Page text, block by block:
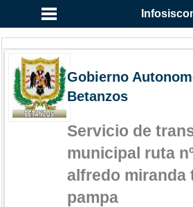
Gobierno
Betanzos
Servicio de
municipal ruta
alfredo miranda
pampa